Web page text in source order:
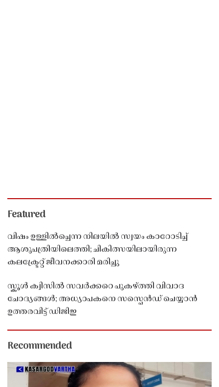
Featured
വിഷം ഉള്ളിൽച്ചെന്ന നിലയിൽ സ്വയം കാറോടിച്ച്
ആശുപത്രിയിലെത്തി; ചികിത്സയിലായിരുന്ന
കലക്ട്രേറ്റ് ജീവനക്കാരി മരിച്ചു
സ്കൂൾ ക്വിസിൽ സവർക്കറെ പുകഴ്ത്തി വിവാദ
ചോദ്യങ്ങൾ; അധ്യാപകനെ സസ്പെൻഡ് ചെയ്യാൻ
ഉത്തരവിട്ട് ഡിജിഇ
Recommended